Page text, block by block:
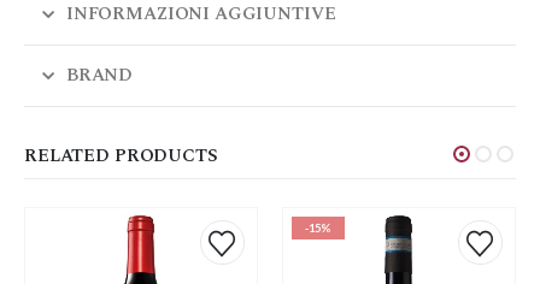
INFORMAZIONI AGGIUNTIVE
BRAND
RELATED PRODUCTS
-15%